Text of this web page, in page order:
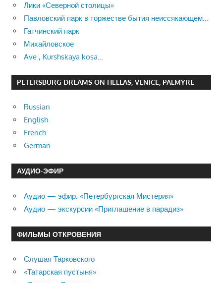
Лики «Северной столицы»
Павловский парк в торжестве бытия неиссякающем…
Гатчинский парк
Михайловское
Ave , Kurshskaya kosa…
PETERSBURG DREAMS ON HELLAS, VENICE, PALMYRE
Russian
English
French
German
АУДИО-ЭФИР
Аудио — эфир: «Петербургская Мистерия»
Аудио — экскурсии «Приглашение в парадиз»
ФИЛЬМЫ ОТКРОВЕНИЯ
Слушая Тарковского
«Татарская пустыня»